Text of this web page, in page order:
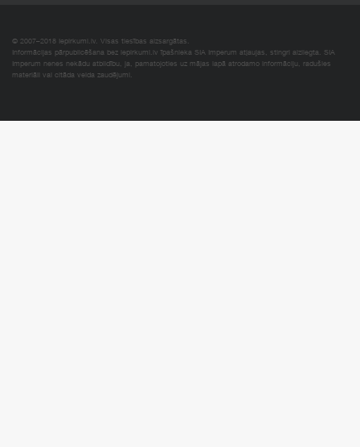
© 2007–2018 Iepirkumi.lv. Visas tiesības aizsargātas.
Informācijas pārpublicēšana bez iepirkumi.lv īpašnieka SIA Imperum atļaujas, stingri aizliegta. SIA
Imperum nenes nekādu atbildību, ja, pamatojoties uz mājas lapā atrodamo informāciju, radušies
materiāli vai citāda veida zaudējumi.